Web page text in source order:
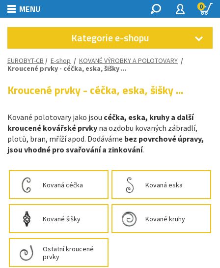
MENU 0
Kategorie e-shopu
EUROBYT-CB / E-shop / KOVANÉ VÝROBKY A POLOTOVARY /
Kroucené prvky - céčka, eska, šišky ...
Kroucené prvky - céčka, eska, šišky ...
Kované polotovary jako jsou céčka, eska, kruhy a další
kroucené kovářské prvky na ozdobu kovaných zábradlí,
plotů, bran, mříží apod. Dodáváme bez povrchové úpravy,
jsou vhodné pro svařování a zinkování.
Kovaná céčka Kovaná eska
Kované šišky Kované kruhy
Ostatní kroucené
prvky